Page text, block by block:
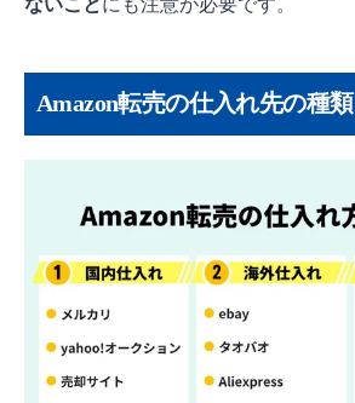
ないことにも注意が必要です。
Amazon転売の仕入れ先の種類